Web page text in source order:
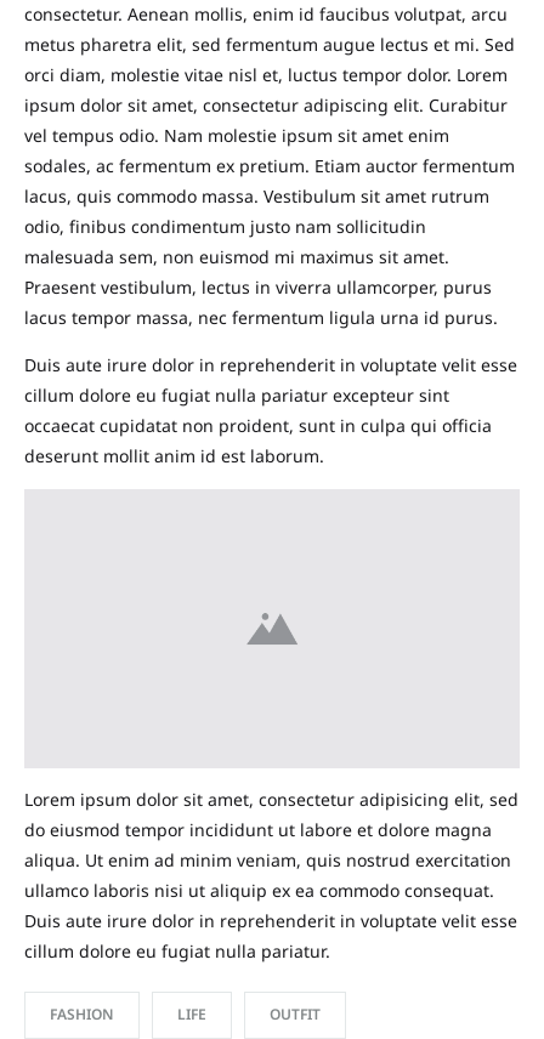
consectetur. Aenean mollis, enim id faucibus volutpat, arcu
metus pharetra elit, sed fermentum augue lectus et mi. Sed
orci diam, molestie vitae nisl et, luctus tempor dolor. Lorem
ipsum dolor sit amet, consectetur adipiscing elit. Curabitur
vel tempus odio. Nam molestie ipsum sit amet enim
sodales, ac fermentum ex pretium. Etiam auctor fermentum
lacus, quis commodo massa. Vestibulum sit amet rutrum
odio, finibus condimentum justo nam sollicitudin
malesuada sem, non euismod mi maximus sit amet.
Praesent vestibulum, lectus in viverra ullamcorper, purus
lacus tempor massa, nec fermentum ligula urna id purus.
Duis aute irure dolor in reprehenderit in voluptate velit esse
cillum dolore eu fugiat nulla pariatur excepteur sint
occaecat cupidatat non proident, sunt in culpa qui officia
deserunt mollit anim id est laborum.
Lorem ipsum dolor sit amet, consectetur adipisicing elit, sed
do eiusmod tempor incididunt ut labore et dolore magna
aliqua. Ut enim ad minim veniam, quis nostrud exercitation
ullamco laboris nisi ut aliquip ex ea commodo consequat.
Duis aute irure dolor in reprehenderit in voluptate velit esse
cillum dolore eu fugiat nulla pariatur.
FASHION LIFE OUTFIT